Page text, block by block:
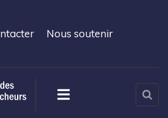
Nous soutenir